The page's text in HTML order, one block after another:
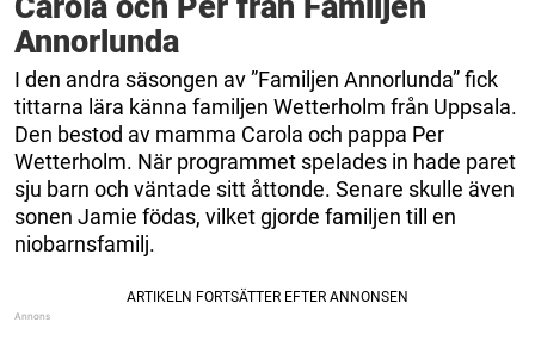
Annorlunda
I den andra säsongen av ”Familjen Annorlunda” fick
tittarna lära känna familjen Wetterholm från Uppsala.
Den bestod av mamma Carola och pappa Per
Wetterholm. När programmet spelades in hade paret
sju barn och väntade sitt åttonde. Senare skulle även
sonen Jamie födas, vilket gjorde familjen till en
niobarnsfamilj.